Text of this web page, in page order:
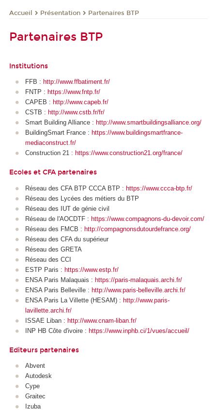
Accueil Présentation Partenaires BTP
Partenaires BTP
Institutions
FFB : http://www.ffbatiment.fr/
FNTP : https://www.fntp.fr/
CAPEB : http://www.capeb.fr/
CSTB : http://www.cstb.fr/fr/
Smart Building Alliance : http://www.smartbuildingsalliance.org/
BuildingSmart France : https://www.buildingsmartfrance-
mediaconstruct.fr/
Construction 21 : https://www.construction21.org/france/
Ecoles et CFA partenaires
Réseau des CFA BTP CCCA BTP : https://www.ccca-btp.fr/
Réseau des Lycées des métiers du BTP
Réseau des IUT de génie civil
Réseau de l'AOCDTF : https://www.compagnons-du-devoir.com/
Réseau des FMCB : http://compagnonsdutourdefrance.org/
Réseau des CFA du supérieur
Réseau des GRETA
Réseau des CCI
ESTP Paris : https://www.estp.fr/
ENSA Paris Malaquais : https://paris-malaquais.archi.fr/
ENSA Paris Belleville : http://www.paris-belleville.archi.fr/
ENSA Paris La Villette (HESAM) : http://www.paris-
lavillette.archi.fr/
ISSAE Liban : http://www.cnam-liban.fr/
INP HB Côte d'ivoire : https://www.inphb.ci/1/vues/accueil/
Editeurs partenaires
Abvent
Autodesk
Cype
Graitec
Izuba